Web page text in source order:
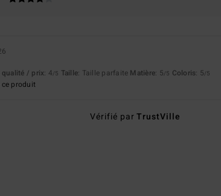
qualité / prix: 4/5 Taille: Taille parfaite Matière: 5/5 Coloris: 5/5
produit
Vérifié parTrustVille